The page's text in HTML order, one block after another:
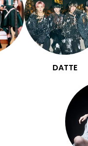
DATTE